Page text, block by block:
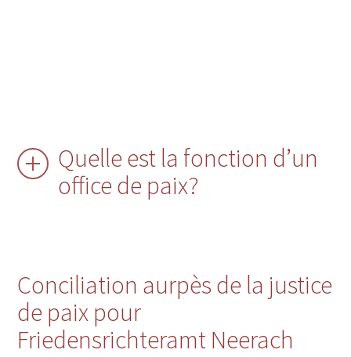
Quelle est la fonction d’un
office de paix?
Conciliation aurpès de la justice
de paix pour
Friedensrichteramt Neerach